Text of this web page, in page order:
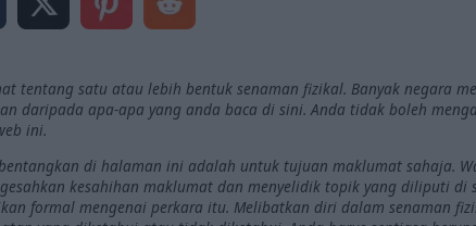
tentang satu atau lebih bentuk senaman fizikal. Banyak negara
daripada apa-apa yang anda baca di sini. Anda tidak boleh
ini.
di halaman ini adalah untuk tujuan maklumat sahaja.
kesahihan maklumat dan menyelidik topik yang diliputi di
formal mengenai perkara itu. Melibatkan diri dalam senaman